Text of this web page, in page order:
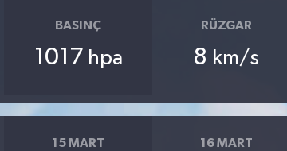
BASINÇ
1017 hpa
RÜZGAR
8 km/s
15 MART 16 MART